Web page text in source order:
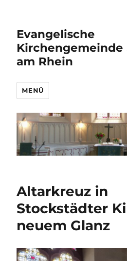
Evangelische
am Rhein
MENÜ
Altarkreuz in
Stockstädter
neuem Glanz